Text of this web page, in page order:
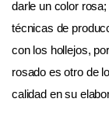
darle un color
técnicas de
con los hollejos,
rosado es otro de
calidad en su